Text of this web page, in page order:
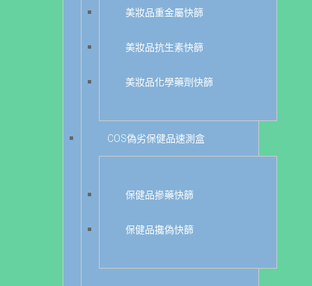
美妝品重金屬快篩
美妝品抗生素快篩
美妝品化學藥劑快篩
COS偽劣保健品速測盒
保健品摻藥快篩
保健品攙偽快篩